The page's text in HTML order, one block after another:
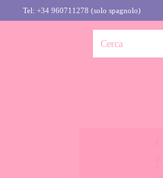
Tel: +34 960711278 (solo spagnolo)